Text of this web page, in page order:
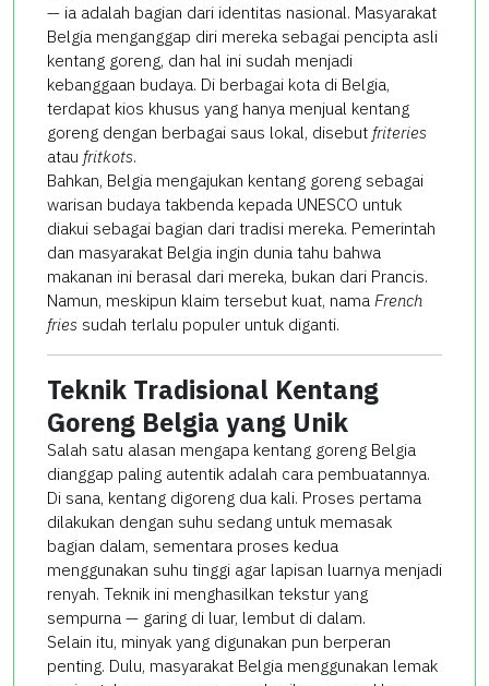
— ia adalah bagian dari identitas nasional. Masyarakat
Belgia menganggap diri mereka sebagai pencipta asli
kentang goreng, dan hal ini sudah menjadi
kebanggaan budaya. Di berbagai kota di Belgia,
terdapat kios khusus yang hanya menjual kentang
goreng dengan berbagai saus lokal, disebut friteries
atau fritkots.
Bahkan, Belgia mengajukan kentang goreng sebagai
warisan budaya takbenda kepada UNESCO untuk
diakui sebagai bagian dari tradisi mereka. Pemerintah
dan masyarakat Belgia ingin dunia tahu bahwa
makanan ini berasal dari mereka, bukan dari Prancis.
Namun, meskipun klaim tersebut kuat, nama French
fries sudah terlalu populer untuk diganti.
Teknik Tradisional Kentang
Goreng Belgia yang Unik
Salah satu alasan mengapa kentang goreng Belgia
dianggap paling autentik adalah cara pembuatannya.
Di sana, kentang digoreng dua kali. Proses pertama
dilakukan dengan suhu sedang untuk memasak
bagian dalam, sementara proses kedua
menggunakan suhu tinggi agar lapisan luarnya menjadi
renyah. Teknik ini menghasilkan tekstur yang
sempurna — garing di luar, lembut di dalam.
Selain itu, minyak yang digunakan pun berperan
penting. Dulu, masyarakat Belgia menggunakan lemak